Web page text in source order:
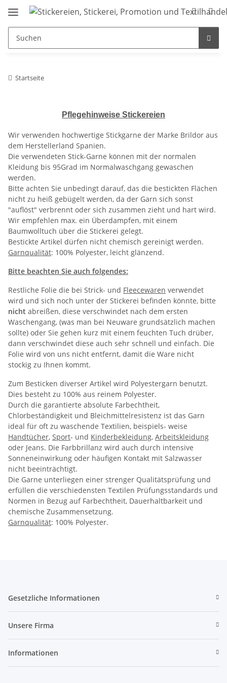
Startseite
Pflegehinweise Stickereien
Wir verwenden hochwertige Stickgarne der Marke Brildor aus
dem Herstellerland Spanien.
Die verwendeten Stick-Garne können mit der normalen
Kleidung bis 95Grad im Normalwaschgang gewaschen
werden.
Bitte achten Sie unbedingt darauf, das die bestickten Flächen
nicht zu heiß gebügelt werden, da der Garn sich sonst
"auflöst" verbrennt oder sich zusammen zieht und hart wird.
Wir empfehlen max. ein Überdampfen, mit einem
Baumwolltuch über die Stickerei gelegt.
Bestickte Artikel dürfen nicht chemisch gereinigt werden.
Garnqualität: 100% Polyester, leicht glänzend.
Bitte beachten Sie auch folgendes:
Restliche Folie die bei Strick- und Fleecewaren verwendet
wird und sich noch unter der Stickerei befinden könnte, bitte
nicht abreißen, diese verschwindet nach dem ersten
Waschengang, (was man bei Neuware grundsätzlich machen
sollte) oder Sie gehen kurz mit einem feuchten Tuch drüber,
dann verschwindet diese auch sehr schnell und einfach. Die
Folie wird von uns nicht entfernt, damit die Ware nicht
stockig zu Ihnen kommt.
Zum Besticken diverser Artikel wird Polyestergarn benutzt.
Dies besteht zu 100% aus reinem Polyester.
Durch die garantierte absolute Farbechtheit,
Chlorbeständigkeit und Bleichmittelresistenz ist das Garn
ideal für oft zu waschende Textilien, beispiels- weise
Handtücher, Sport- und Kinderbekleidung, Arbeitskleidung
oder Jeans. Die Farbbrillanz wird auch durch intensive
Sonneneinwirkung oder häufigen Kontakt mit Salzwasser
nicht beeinträchtigt.
Die Garne unterliegen einer strenger Qualitätsprüfung und
erfüllen die verschiedensten Textilen Prüfungsstandards und
Normen in Bezug auf Farbechtheit, Dauerhaltbarkeit und
chemische Zusammensetzung.
Garnqualität: 100% Polyester.
Gesetzliche Informationen
Unsere Firma
Informationen